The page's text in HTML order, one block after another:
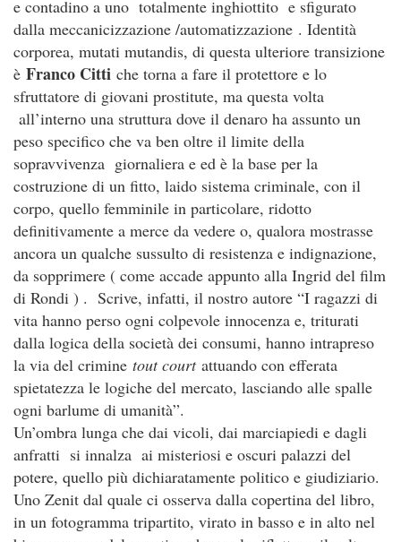
e contadino a uno totalmente inghiottito e sfigurato
dalla meccanicizzazione /automatizzazione . Identità
corporea, mutati mutandis, di questa ulteriore transizione
è Franco Citti che torna a fare il protettore e lo
sfruttatore di giovani prostitute, ma questa volta
all’interno una struttura dove il denaro ha assunto un
peso specifico che va ben oltre il limite della
sopravvivenza giornaliera e ed è la base per la
costruzione di un fitto, laido sistema criminale, con il
corpo, quello femminile in particolare, ridotto
definitivamente a merce da vedere o, qualora mostrasse
ancora un qualche sussulto di resistenza e indignazione,
da sopprimere ( come accade appunto alla Ingrid del film
di Rondi ) . Scrive, infatti, il nostro autore “I ragazzi di
vita hanno perso ogni colpevole innocenza e, triturati
dalla logica della società dei consumi, hanno intrapreso
la via del crimine tout courtattuando con efferata
spietatezza le logiche del mercato, lasciando alle spalle
ogni barlume di umanità”.
Un’ombra lunga che dai vicoli, dai marciapiedi e dagli
anfratti si innalza ai misteriosi e oscuri palazzi del
potere, quello più dichiaratamente politico e giudiziario.
Uno Zenit dal quale ci osserva dalla copertina del libro,
in un fotogramma tripartito, virato in basso e in alto nel